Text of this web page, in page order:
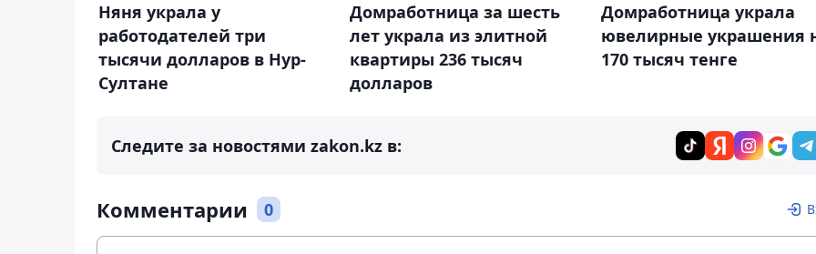
Няня украла у
работодателей три
тысячи долларов в Нур-
Султане
Домработница за шесть
лет украла из элитной
квартиры 236 тысяч
долларов
Домработница украла
ювелирные украшения
170 тысяч тенге
Следите за новостями zakon.kz в:
Комментарии 0